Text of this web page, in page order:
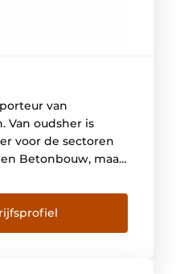
van
Van oudsher is
voor de sectoren
Betonbouw, maar
een breed pakket
Met
producten uit
m² magazijn en